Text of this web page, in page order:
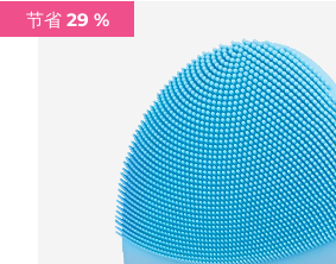
节省 29 %